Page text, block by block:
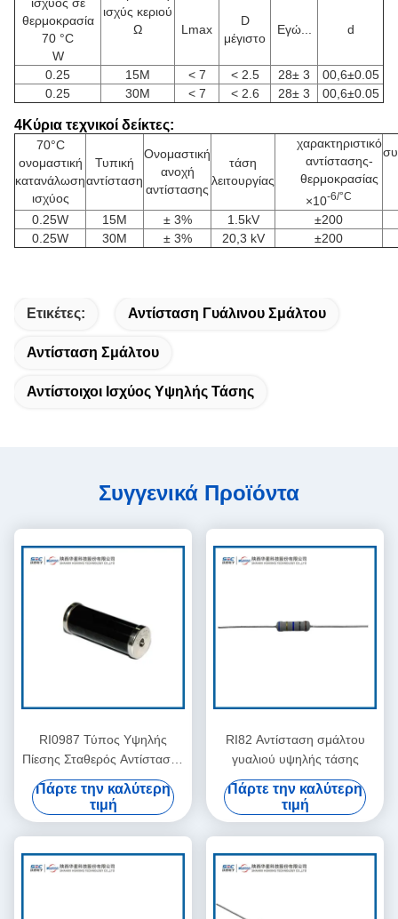
θερμοκρασία
70 °C
W
ισχύς κεριού
Ω
Lmax
D
μέγιστο
Εγώ... d
0.25 15M < 7 < 2.5 28± 3
00,6±0.05
0.25
30M < 7 < 2.6 28± 3 00,6±0.05
4Κύρια τεχνικοί δείκτες:
70°C
ονομαστική
κατανάλωση
ισχύος
Τυπική
αντίσταση
Ονομαστική
ανοχή
αντίστασης
τάση
λειτουργίας
χαρακτηριστικό
αντίστασης-
θερμοκρασίας
×10-6/°C
0.25W
15M ± 3% 1.5kV
±200
0.25W
30M ± 3% 20,3 kV ±200
Ετικέτες: Αντίσταση Γυάλινου Σμάλτου
Αντίσταση Σμάλτου
Αντίστοιχοι Ισχύος Υψηλής Τάσης
Συγγενικά Προϊόντα
RI0987 Τύπος Υψηλής
Πίεσης Σταθερός Αντίστασης
Γυάλινου Εναμίου
Πάρτε την καλύτερη
τιμή
RI82 Αντίσταση σμάλτου
γυαλιού υψηλής τάσης
Πάρτε την καλύτερη
τιμή